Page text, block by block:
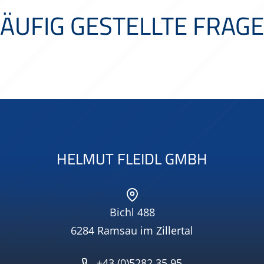
GESTELLTE
HELMUT FLEIDL GMBH
Bichl 488
6284 Ramsau im Zillertal